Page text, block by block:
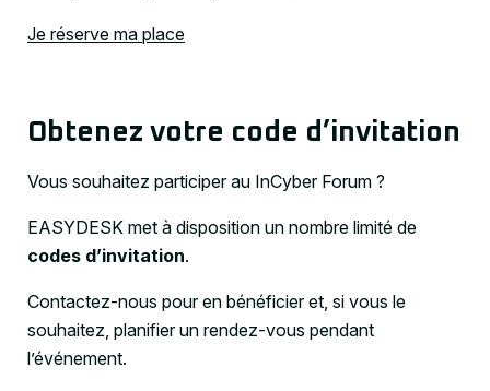
Je réserve ma place
Obtenez votre code d’invitation
Vous souhaitez participer au InCyber Forum ?
EASYDESK met à disposition un nombre limité de
codes d’invitation.
Contactez-nous pour en bénéficier et, si vous le
souhaitez, planifier un rendez-vous pendant
l’événement.